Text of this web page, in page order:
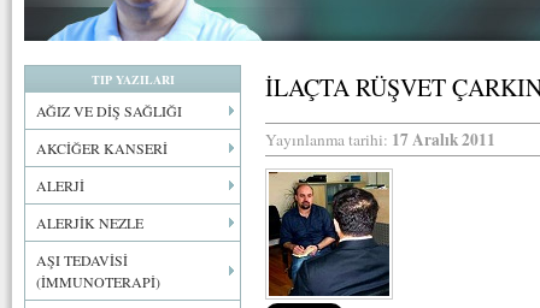
TIP YAZILARI
AĞIZ VE DİŞ SAĞLIĞI
AKCİĞER KANSERİ
ALERJİ
ALERJİK NEZLE
AŞI TEDAVİSİ
(İMMUNOTERAPİ)
İLAÇTA RÜŞVET
Yayınlanma tarihi: 17 Aralık 2011